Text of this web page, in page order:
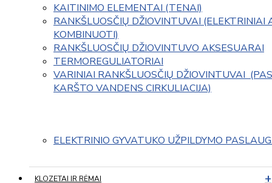
KAITINIMO ELEMENTAI (TENAI)
RANKŠLUOSČIŲ DŽIOVINTUVAI (ELEKTRINIAI
KOMBINUOTI)
RANKŠLUOSČIŲ DŽIOVINTUVO AKSESUARAI
TERMOREGULIATORIAI
VARINIAI RANKŠLUOSČIŲ DŽIOVINTUVAI
KARŠTO VANDENS CIRKULIACIJA)
ELEKTRINIO GYVATUKO UŽPILDYMO
KLOZETAI IR RĖMAI